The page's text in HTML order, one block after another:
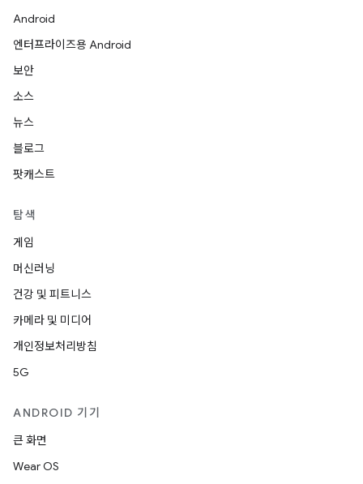
Android
엔터프라이즈용 Android
보안
소스
뉴스
블로그
팟캐스트
탐색
게임
머신러닝
건강 및 피트니스
카메라 및 미디어
개인정보처리방침
5G
ANDROID 기기
큰 화면
Wear OS